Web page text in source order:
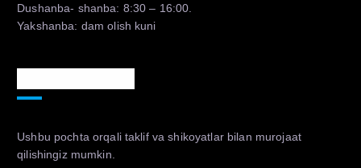
Dushanba- shanba: 8:30 – 16:00.
Yakshanba: dam olish kuni
Ushbu pochta orqali taklif va shikoyatlar bilan murojaat
qilishingiz mumkin.